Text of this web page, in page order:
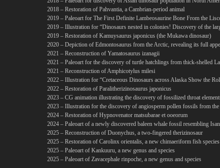
2018 – Restoration of Pahvantia, a Cambrian-period animal
2019 – Paleoart for The First Definite Lambeosaurine Bone From the
2019 – Illustration for “Dinosaurs nested in colonies! Discovery of the
2019 – Restoration of Kamuysaurus japonicus (the Mukawa dinosaur)
2020 – Depiction of Edmontosaurus from the Arctic, revealing its full
2021 – Reconstruction of Yamatosaurus izanagii
2021 – Paleoart for the discovery of turtle hatchlings from thick-shelled
2021 – Reconstruction of Amphicotylus milesi
2022 – Illustration for “Cretaceous Dinosaurs across Alaska Show the
2022 – Restoration of Paralitherizinosaurus japonicus
2023 – CG animation illustrating the discovery of fossilized throat
2023 – Illustration for the discovery of angiosperm pollen fossils from the
2024 – Restoration of Hypnovenator matsubarae et ooeorum
2024 – Paleoart of a newly discovered baleen whale fossil resembling
2025 – Reconstruction of Duonychus, a two-fingered therizinosaur
2025 – Restoration of Carolinx orientalis, a new chimaeriform fish
2025 – Paleoart of Kankuuru, a new genus and species
2025 – Paleoart of Zavacephale rinpoche, a new genus and species